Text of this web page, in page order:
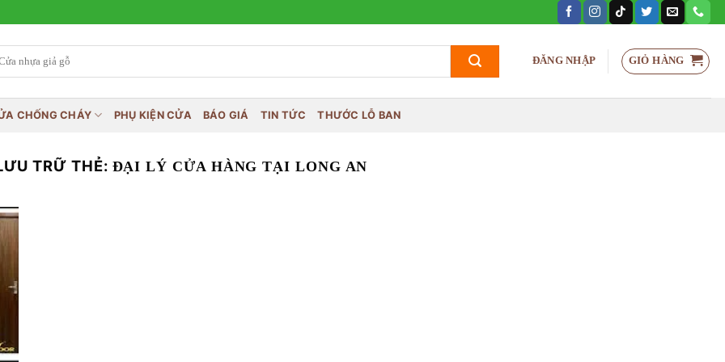
ĐĂNG NHẬP GIỎ HÀNG
CHỐNG CHÁY PHỤ KIỆN CỬA BÁO GIÁ TIN TỨC THƯỚC LỖ BAN
TRỮ THẺ: ĐẠI LÝ CỬA HÀNG TẠI LONG AN